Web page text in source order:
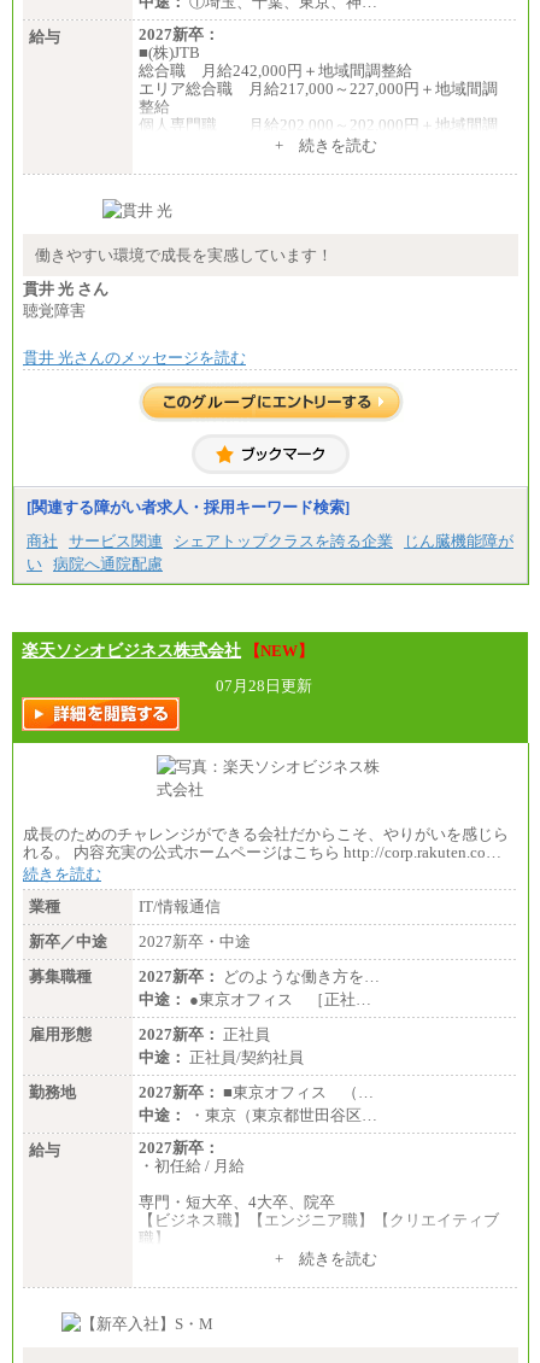
給与
2027新卒：
■(株)JTB
総合職 月給242,000円＋地域間調整給
エリア総合職 月給217,000～227,000円＋地域間調
整給
個人専門職 月給202,000～202,000円＋地域間調
総合職 月給208,000～235,000円
※詳細はJTBキャリアサイトよりご確認ください。
総合職 月給220,000～230,000円＋地域間調整給
整給
※詳細はJTBキャリアサイトよりご確認ください。
■(株)JTBコミュニケーションデザイン
総合職 月給230,000円
みなし残業手当：20,000円（一律支給）※みなし
残業手当の残業時間は10.43時間。
間に応じて、時間外手当等を支給。
エリアサポート職 月給188,000円
■（株）JTBグローバルマーケティング＆トラベル
訪日事業職 月給202,000～227,000円＋地域間調整
給
※詳細はJTBキャリアサイトよりご確認ください。
■(株)JTBビジネストランスフォーム
総合職 月給205,000～225,000円＋地域間調整給
エリア総合職 月給185,000円＋地域間調整給
■(株)JTBデータサービス ※2027年新卒募集終了
総合職 月給186,000～194,000円＋地域手当
※詳細はJTBキャリアサイトよりご確認ください。
■I&Jデジタルイノベーション(株)
総合職 月給224,500～242,600円＋地域手当
※詳細はJTBキャリアサイトよりご確認ください。
＜有期社員コース＞
■(株)JTBビジネストランスフォーム
有期契約職 月給185,000～195,000円
※詳細はJTBキャリアサイトよりご確認ください。
■(株)JTBパブリッシング ※2027年新卒募集終了
総合職 月給241,000円
中途：
①月給227,000円以上
②月給212,000円以上
③月給172,500円以上
④月給23万円～37万円
⑤月給20万円～25万円
⑥月給33万円～48万円
⑧～⑮月給200,000円〜月給400,000円
⑯月給185,000円以上
⑱月給212,000円以上
⑲東京：月給202,000 円以上 、京都：月給193,000 円
+ 続きを読む
働きやすい環境で成長を実感しています！
貫井 光 さん
聴覚障害
貫井 光さんのメッセージを読む
[関連する障がい者求人・採用キーワード検索]
商社
サービス関連 シェアトップクラスを誇る企業
じん臓機能障が
い 病院へ通院配慮
楽天ソシオビジネス株式会社
【NEW】
07月28日更新
成長のためのチャレンジができる会社だからこそ、やりがいを感じら
れる。 内容充実の公式ホームページはこちら http://corp.rakuten.co…
続きを読む
業種
IT/情報通信
新卒／中途
2027新卒・中途
募集職種
2027新卒：
どのような働き方を…
中途： ●東京オフィス ［正社…
雇用形態
2027新卒： 正社員
中途： 正社員/契約社員
勤務地
2027新卒： ■東京オフィス （…
中途：
・東京（東京都世田谷区…
給与
2027新卒：
・初任給 / 月給
専門・短大卒、4大卒、院卒
【ビジネス職】【エンジニア職】【クリエイティブ
職】
※試用期間中も給与に変更はございません 。
①月給：270,000円～320,000円
+ 続きを読む